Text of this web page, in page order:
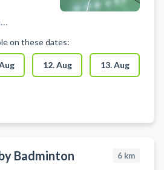
opsiges.
faste
sæsonen i
opsiges.
badminton
på
book
på
Hermes
Hallerne
og bolde
on these dates:
12. Aug 13. Aug
Badminton 6 km